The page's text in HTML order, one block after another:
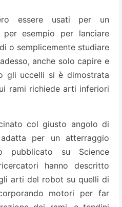
essere usati per un
per esempio per lanciare
o semplicemente studiare
anche solo capire e
gli uccelli si è dimostrata
rami richiede arti inferiori
col giusto angolo di
per un atterraggio
pubblicato su Science
hanno descritto
arti del robot su quelli di
motori per far